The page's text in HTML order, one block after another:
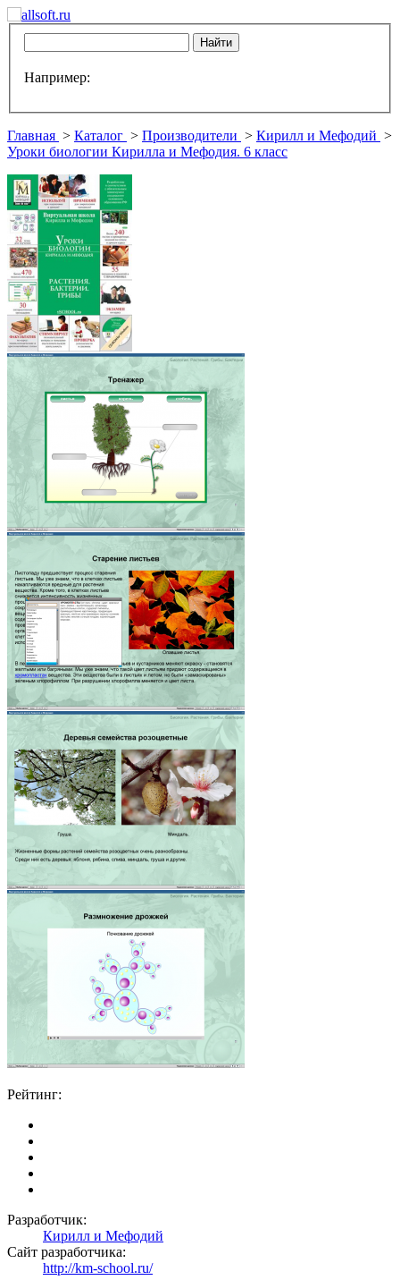
Например:
Главная > Каталог > Производители > Кирилл и Мефодий >
Уроки биологии Кирилла и Мефодия. 6 класс
Рейтинг:
Разработчик:
Кирилл и Мефодий
Сайт разработчика:
http://km-school.ru/